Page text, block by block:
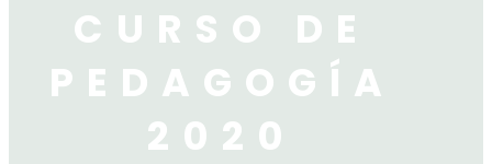
CURSO DE
PEDAGOGÍA
2020